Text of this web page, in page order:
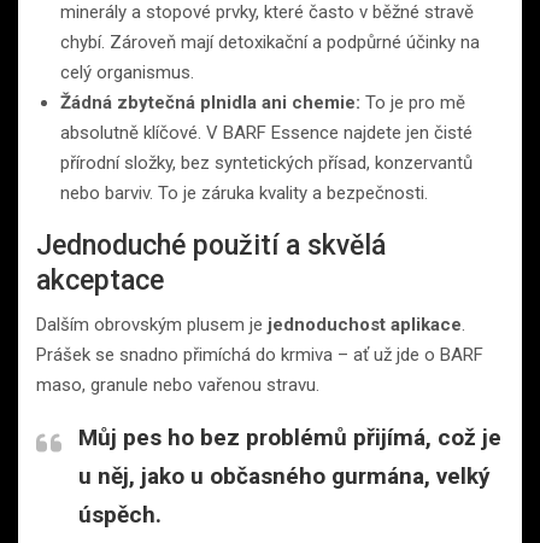
minerály a stopové prvky, které často v běžné stravě
chybí. Zároveň mají detoxikační a podpůrné účinky na
celý organismus.
Žádná zbytečná plnidla ani chemie: To je pro mě
absolutně klíčové. V BARF Essence najdete jen čisté
přírodní složky, bez syntetických přísad, konzervantů
nebo barviv. To je záruka kvality a bezpečnosti.
Jednoduché použití a skvělá
akceptace
Dalším obrovským plusem je jednoduchost aplikace.
Prášek se snadno přimíchá do krmiva – ať už jde o BARF
maso, granule nebo vařenou stravu.
Můj pes ho bez problémů přijímá, což je
u něj, jako u občasného gurmána, velký
úspěch.